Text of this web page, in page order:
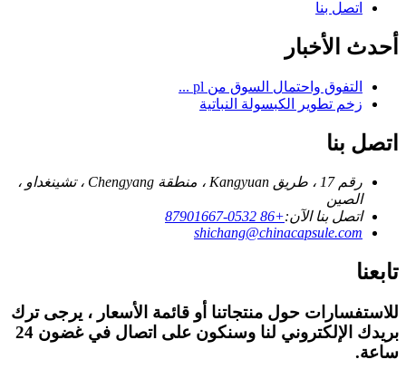
اتصل بنا
أحدث الأخبار
التفوق واحتمال السوق من pl ...
زخم تطوير الكبسولة النباتية
اتصل بنا
رقم 17 ، طريق Kangyuan ، منطقة Chengyang ، تشينغداو ،
الصين
اتصل بنا الآن:+86 0532-87901667
shichang@chinacapsule.com
تابعنا
للاستفسارات حول منتجاتنا أو قائمة الأسعار ، يرجى ترك
بريدك الإلكتروني لنا وسنكون على اتصال في غضون 24
ساعة.